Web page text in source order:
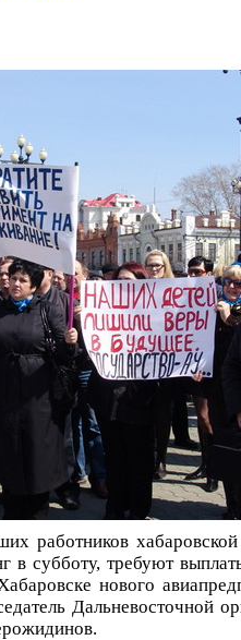
работников
в субботу, требуют
нового
Дальневосточной